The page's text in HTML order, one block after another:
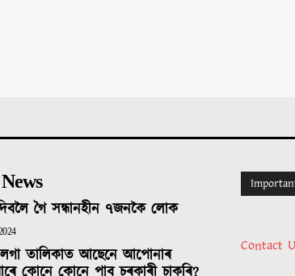
দিবলৈ গৈ সন্ধানহীন ৭জনকৈ লোক
লগা তালিকাত আছেনে আপোনাৰ
Contact